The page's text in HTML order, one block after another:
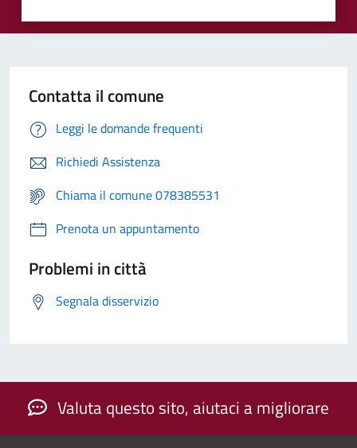
Contatta il comune
Leggi le domande frequenti
Richiedi Assistenza
Chiama il comune 078385531
Prenota un appuntamento
Problemi in città
Segnala disservizio
Valuta questo sito, aiutaci a migliorare